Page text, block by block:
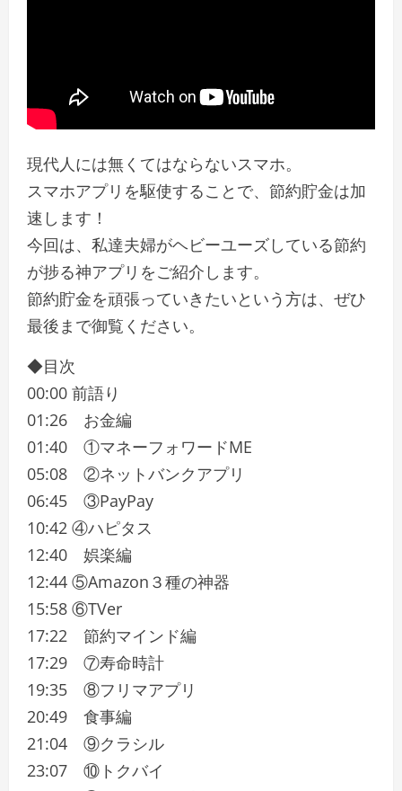
現代人には無くてはならないスマホ。
スマホアプリを駆使することで、節約貯金は加
速します！
今回は、私達夫婦がヘビーユーズしている節約
が捗る神アプリをご紹介します。
節約貯金を頑張っていきたいという方は、ぜひ
最後まで御覧ください。
◆目次
00:00 前語り
01:26 お金編
01:40 ①マネーフォワードME
05:08 ②ネットバンクアプリ
06:45 ③PayPay
10:42 ④ハピタス
12:40 娯楽編
12:44 ⑤Amazon３種の神器
15:58 ⑥TVer
17:22 節約マインド編
17:29 ⑦寿命時計
19:35 ⑧フリマアプリ
20:49 食事編
21:04 ⑨クラシル
23:07 ⑩トクバイ